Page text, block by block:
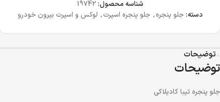
شناسه محصول: 19742
دسته: جلو پنجره, جلو پنجره اسپرت, لوکس و اسپرت بیرون خودرو
توضیحات
توضیحات
جلو پنجره تیبا کادیلاکی